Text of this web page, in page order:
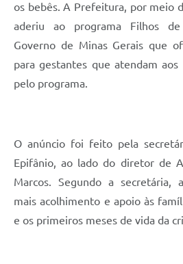
os bebês. A Prefeitura, por meio
aderiu ao programa Filhos
Governo de Minas Gerais que
para gestantes que atendam
pelo programa.
O anúncio foi feito pela
Epifânio, ao lado do diretor de
Marcos. Segundo a secretária,
mais acolhimento e apoio às
e os primeiros meses de vida da